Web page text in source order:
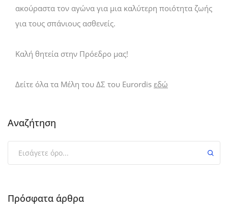
ακούραστα τον αγώνα για μια καλύτερη ποιότητα ζωής
για τους σπάνιους ασθενείς.
Καλή θητεία στην Πρόεδρο μας!
Δείτε όλα τα Μέλη του ΔΣ του Eurordis εδώ
Αναζήτηση
Πρόσφατα άρθρα